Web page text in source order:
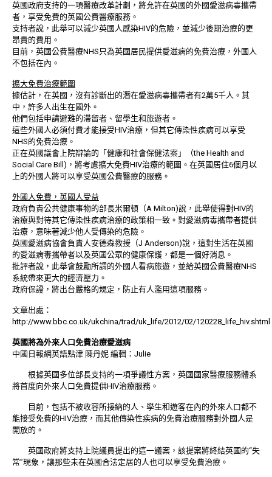
英國政府支持的一項醫療改革計劃，將允許在英國的外國愛滋病毒攜帶
者，享受免費的英國公費醫療服務。
支持者說，此舉可以減少英國人感染HIV的危險，並減少後期治療的更
昂貴的費用。
目前，英國公費醫療NHS只為英國居民提供愛滋病的免費治療，外國人
不包括在內。
擴大免費治療範圍
據估計，在英國，沒有診斷出的潛在愛滋病毒攜帶者有2萬5千人。其
中，許多人出生在國外。
他們包括申請避難的滯留者、留學生和旅遊者。
這些外國人必須付費才能接受HIV治療，但其它傳染性疾病可以享受
NHS的免費治療。
正在英國議會上院辯論的「健康和社會保健法案」（the Health and
Social Care Bill)，將考慮擴大免費HIV治療的範圍。在英國居住6個月以
上的外國人將可以享受英國公費醫療的服務。
外國人免費，英國人受益
政府負責公共健康事物的部長米爾頓（A Milton)說，此舉使得對HIV的
治療與對待其它傳染性疾病治療的政策相一致。對愛滋病毒攜帶者提供
治療，意味著減少他人受傳染的危險。
英國愛滋病協會負責人安德森教授（J Anderson)說，這對生活在英國
的愛滋病毒攜帶者以及英國公眾的健康保護，都是一個好消息。
批評者說，此舉會鼓勵所謂的外國人看病旅遊，並給英國公費醫療NHS
系統帶來更大的經濟壓力。
政府保證，將出台嚴格的規定，防止有人濫用這項服務。
文章出處：
http://www.bbc.co.uk/ukchina/trad/uk_life/2012/02/120228_life_hiv.shtml
英國將為外來人口免費治療愛滋病
中國日報網英語點津 陳丹妮 編輯：Julie
根據英國多位部長支持的一項爭議性方案，英國國家醫療服務體系
將首度向外來人口免費提供HIV治療服務。
目前，包括不被收容所接納的人、學生和遊客在內的外來人口都不
能接受免費的HIV治療，而其他傳染性疾病的免費治療服務對外國人是
開放的。
英國政府將支持上院議員提出的這一議案，該提案將終結英國的“失
常”現象，讓那些未在英國合法定居的人也可以享受免費治療。